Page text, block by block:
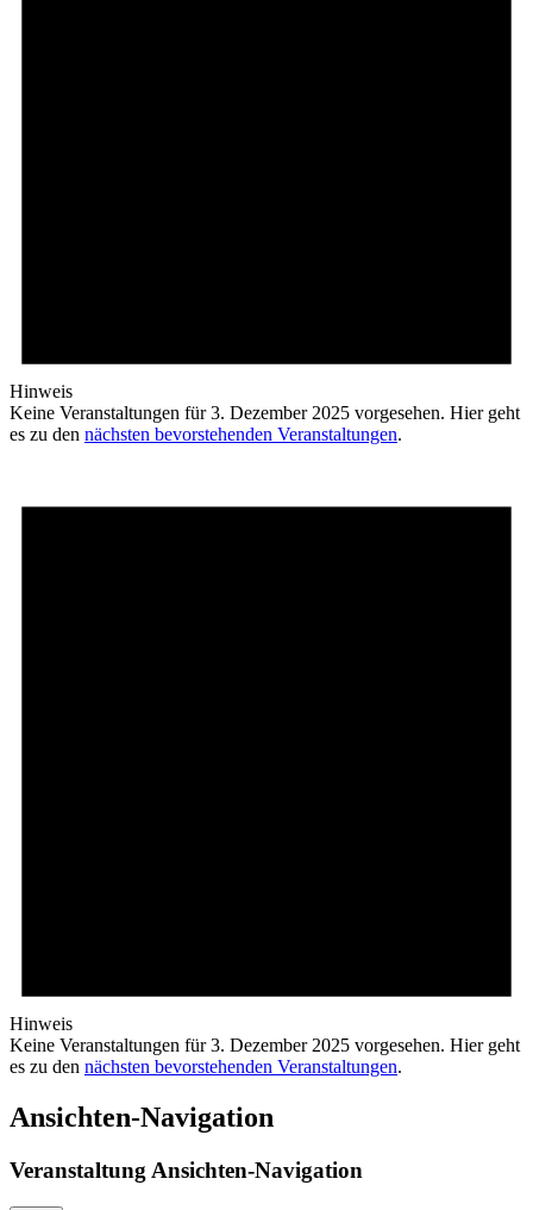
Hinweis
Keine Veranstaltungen für 3. Dezember 2025 vorgesehen. Hier geht
es zu den nächsten bevorstehenden Veranstaltungen.
Hinweis
Keine Veranstaltungen für 3. Dezember 2025 vorgesehen. Hier geht
es zu den nächsten bevorstehenden Veranstaltungen.
Ansichten-Navigation
Veranstaltung Ansichten-Navigation